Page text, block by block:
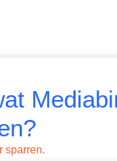
sparren.